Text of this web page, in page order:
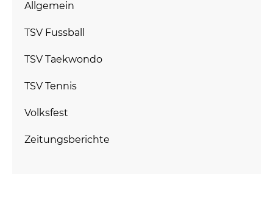
Allgemein
TSV Fussball
TSV Taekwondo
TSV Tennis
Volksfest
Zeitungsberichte